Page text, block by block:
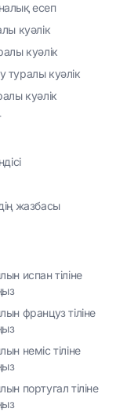
есеп
куәлік
куәлік
туралы куәлік
куәлік
жазбасы
испан тіліне
француз тіліне
неміс тіліне
португал тіліне